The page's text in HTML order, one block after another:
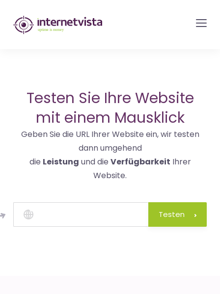
internetvista
Monitoring
Websites
und
Internet-
Diensten
Uptime
Testen Sie Ihre Website
mit einem Mausklick
Geben Sie die URL Ihrer Website ein, wir testen
dann umgehend
die Leistung und die Verfügbarkeit Ihrer
Website.
Testen